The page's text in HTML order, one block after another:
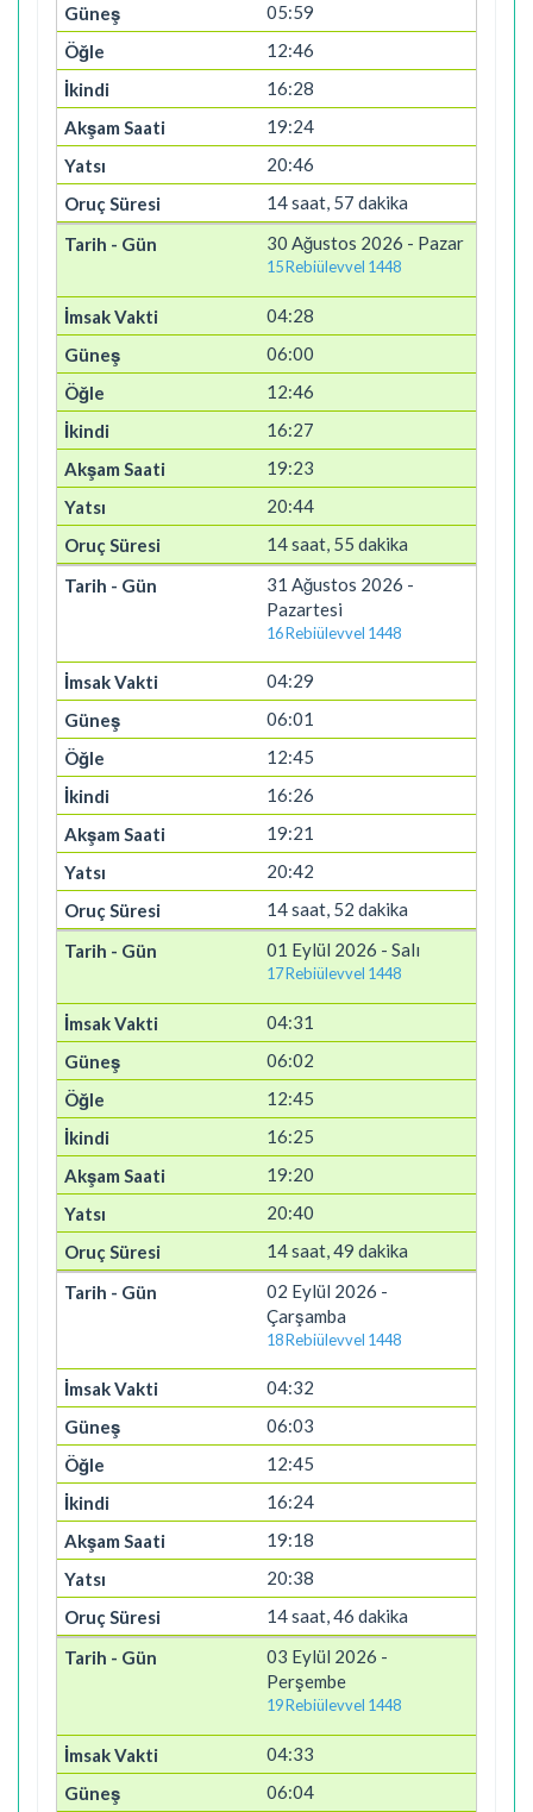
05:59
12:46
16:28
19:24
20:46
14 saat, 57 dakika
30 Ağustos 2026 - Pazar
15 Rebiülevvel 1448
04:28
06:00
12:46
16:27
19:23
20:44
14 saat, 55 dakika
31 Ağustos 2026 -
Pazartesi
16 Rebiülevvel 1448
04:29
06:01
12:45
16:26
19:21
20:42
14 saat, 52 dakika
01 Eylül 2026 - Salı
17 Rebiülevvel 1448
04:31
06:02
12:45
16:25
19:20
20:40
14 saat, 49 dakika
02 Eylül 2026 -
Çarşamba
18 Rebiülevvel 1448
04:32
06:03
12:45
16:24
19:18
20:38
14 saat, 46 dakika
03 Eylül 2026 -
Perşembe
19 Rebiülevvel 1448
04:33
06:04